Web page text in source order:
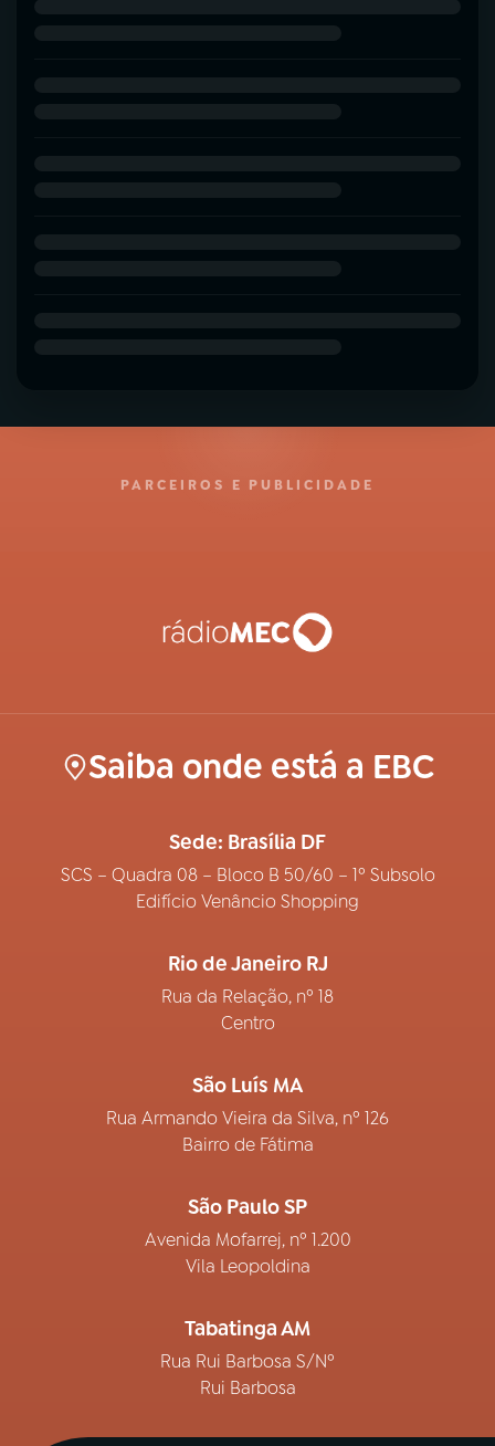
PARCEIROS E PUBLICIDADE
Saiba onde está a EBC
Sede: Brasília DF
SCS – Quadra 08 – Bloco B 50/60 – 1º Subsolo
Edifício Venâncio Shopping
Rio de Janeiro RJ
Rua da Relação, nº 18
Centro
São Luís MA
Rua Armando Vieira da Silva, nº 126
Bairro de Fátima
São Paulo SP
Avenida Mofarrej, nº 1.200
Vila Leopoldina
Tabatinga AM
Rua Rui Barbosa S/Nº
Rui Barbosa